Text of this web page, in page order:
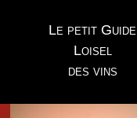
Le petit Guide
Loisel
des vins